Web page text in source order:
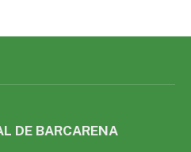
DE BARCARENA